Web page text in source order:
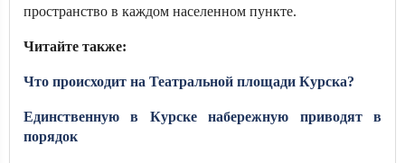
пространство в каждом населенном пункте.
Читайте также:
Что происходит на Театральной площади Курска?
Единственную в Курске набережную приводят в
порядок